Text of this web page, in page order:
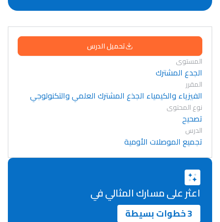
تحميل الدرس
المستوى
الجدع المشترك
المقرر
الفيزياء والكيمياء الجذع المشترك العلمي والتكنولوجي
نوع المحتوى
تصحيح
الدرس
تجميع الموصلات الأومية
اعثر على مسارك المثالي في
3 خطوات بسيطة